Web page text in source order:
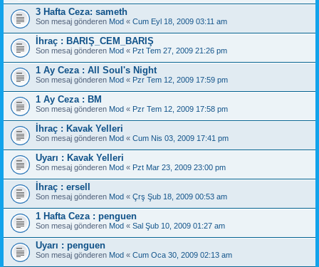
3 Hafta Ceza: sameth
Son mesaj gönderen Mod « Cum Eyl 18, 2009 03:11 am
İhraç : BARIŞ_CEM_BARIŞ
Son mesaj gönderen Mod « Pzt Tem 27, 2009 21:26 pm
1 Ay Ceza : All Soul's Night
Son mesaj gönderen Mod « Pzr Tem 12, 2009 17:59 pm
1 Ay Ceza : BM
Son mesaj gönderen Mod « Pzr Tem 12, 2009 17:58 pm
İhraç : Kavak Yelleri
Son mesaj gönderen Mod « Cum Nis 03, 2009 17:41 pm
Uyarı : Kavak Yelleri
Son mesaj gönderen Mod « Pzt Mar 23, 2009 23:00 pm
İhraç : ersell
Son mesaj gönderen Mod « Çrş Şub 18, 2009 00:53 am
1 Hafta Ceza : penguen
Son mesaj gönderen Mod « Sal Şub 10, 2009 01:27 am
Uyarı : penguen
Son mesaj gönderen Mod « Cum Oca 30, 2009 02:13 am